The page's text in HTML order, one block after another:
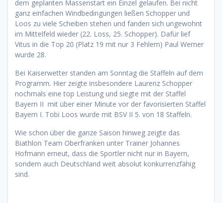
dem geplanten Massenstart ein Einzel gelaufen. Bei nicht
ganz einfachen Windbedingungen ließen Schopper und
Loos zu viele Scheiben stehen und fanden sich ungewohnt
im Mittelfeld wieder (22. Loss, 25. Schopper). Dafür lief
Vitus in die Top 20 (Platz 19 mit nur 3 Fehlern) Paul Werner
wurde 28.
Bei Kaiserwetter standen am Sonntag die Staffeln auf dem
Programm. Hier zeigte insbesondere Laurenz Schopper
nochmals eine top Leistung und siegte mit der Staffel
Bayern II mit über einer Minute vor der favorisierten Staffel
Bayern I. Tobi Loos wurde mit BSV II 5. von 18 Staffeln.
Wie schon über die ganze Saison hinweg zeigte das
Biathlon Team Oberfranken unter Trainer Johannes
Hofmann erneut, dass die Sportler nicht nur in Bayern,
sondern auch Deutschland weit absolut konkurrenzfähig
sind.